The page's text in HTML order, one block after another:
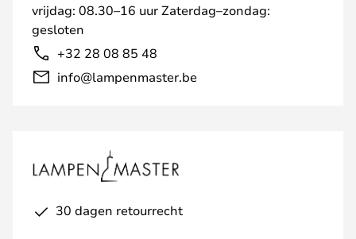
vrijdag: 08.30–16 uur Zaterdag–zondag:
gesloten
+32 28 08 85 48
info@lampenmaster.be
30 dagen retourrecht